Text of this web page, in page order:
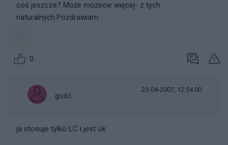
coś jeszcze? Może możecie więcej- z tych
naturalnych.Pozdrawiam
0
gość
23-04-2007, 12:54:00
ja stosuje tylko LC i jest ok